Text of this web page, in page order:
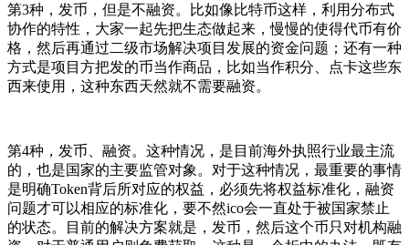
第3种，发币，但是不融资。比如像比特币这样，利用分布式
协作的特性，大家一起先把生态做起来，慢慢的使得代币有价
格，然后再通过二级市场解决项目发展的资金问题；还有一种
方式是项目方把发的币当作商品，比如当作积分、点卡这些东
西来使用，这种东西天然就不需要融资。
第4种，发币、融资。这种情况，是目前海外执照行业最主流
的，也是国家的主要监管对象。对于这种情况，最重要的事情
是明确Token背后所对应的权益，必须先将权益标准化，融资
问题才可以相应的标准化，要不然ico会一直处于被国家禁止
的状态。目前的解决方案就是，发币，然后这个币只对机构融